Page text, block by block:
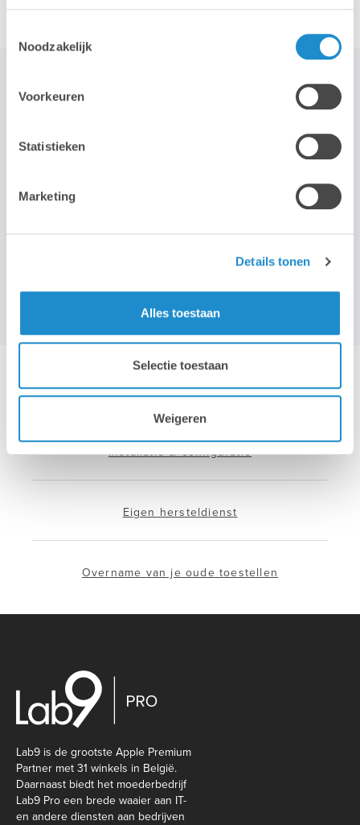
Noodzakelijk
Voorkeuren
Statistieken
Marketing
Details tonen
Alles toestaan
Selectie toestaan
Weigeren
Wij gebruiken je e-mailadres enkel om onze maandelijkse
derden, en houden het bij zolang je je niet uitschrijft.
Hotline & remote support
Installatie & configuratie
Eigen hersteldienst
Overname van je oude toestellen
Lab9 is de grootste Apple Premium
Partner met 31 winkels in België.
Daarnaast biedt het moederbedrijf
Lab9 Pro een brede waaier aan IT-
en andere diensten aan bedrijven